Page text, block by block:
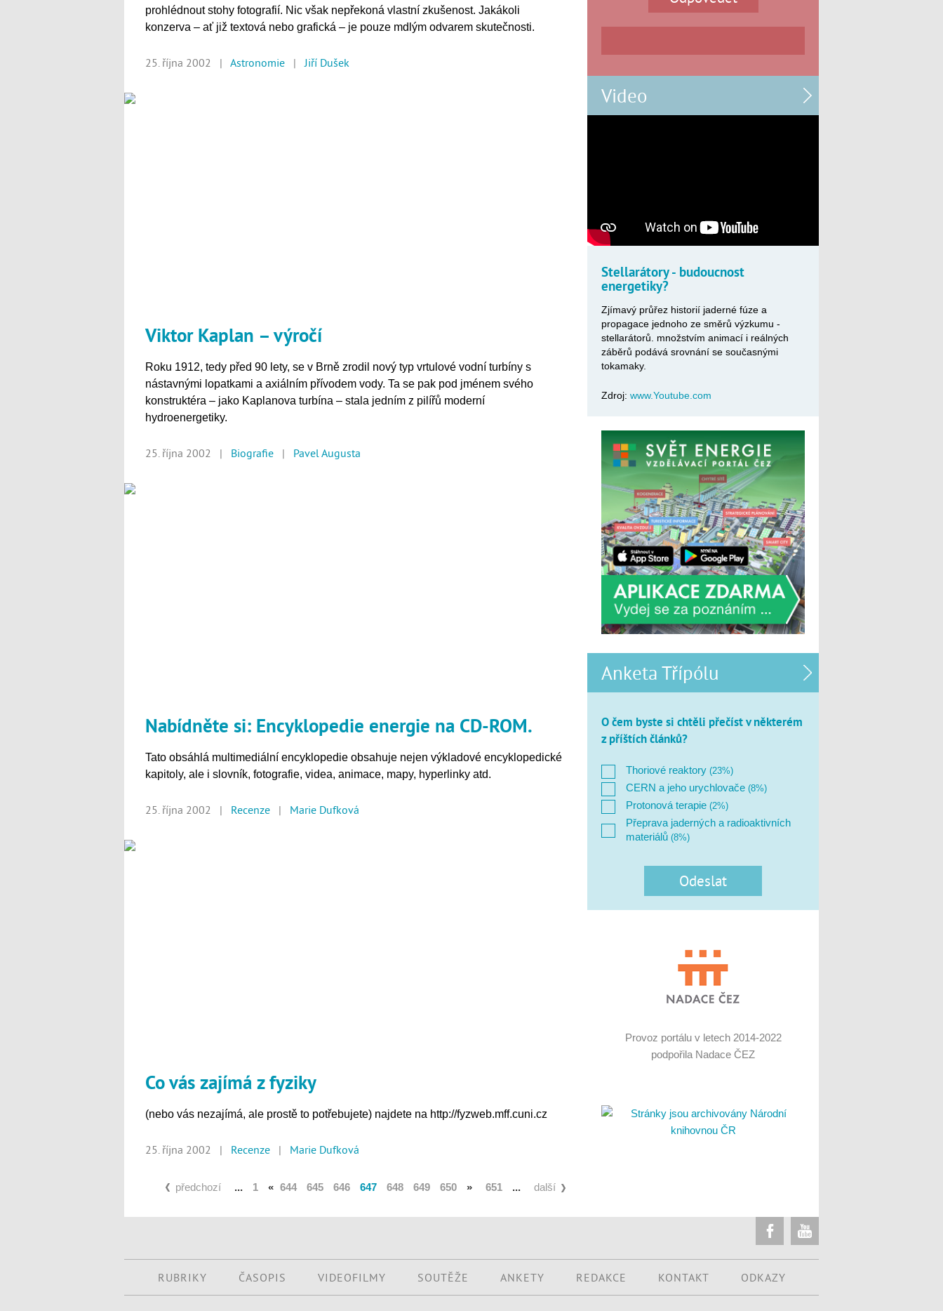
prohlédnout stohy fotografií. Nic však nepřekoná vlastní zkušenost. Jakákoli
konzerva – ať již textová nebo grafická – je pouze mdlým odvarem skutečnosti.
25. října 2002 | Astronomie |Jiří Dušek
Viktor Kaplan – výročí
Roku 1912, tedy před 90 lety, se v Brně zrodil nový typ vrtulové vodní turbíny s
nástavnými lopatkami a axiálním přívodem vody. Ta se pak pod jménem svého
konstruktéra – jako Kaplanova turbína – stala jedním z pilířů moderní
hydroenergetiky.
25. října 2002 | Biografie | Pavel Augusta
Nabídněte si: Encyklopedie energie na CD-ROM.
Tato obsáhlá multimediální encyklopedie obsahuje nejen výkladové encyklopedické
kapitoly, ale i slovník, fotografie, videa, animace, mapy, hyperlinky atd.
25. října 2002 | Recenze | Marie Dufková
Co vás zajímá z fyziky
(nebo vás nezajímá, ale prostě to potřebujete) najdete na http://fyzweb.mff.cuni.cz
25. října 2002 | Recenze | Marie Dufková
předchozí ... 1 « 644 645 646 647 648 649 650 » 651 ... další
Video
Stellarátory - budoucnost
energetiky?
Zjímavý průřez historií jaderné fúze a
propagace jednoho ze směrů výzkumu -
stellarátorů. množstvím animací i reálných
záběrů podává srovnání se současnými
tokamaky.
Zdroj: www.Youtube.com
Anketa Třípólu
O čem byste si chtěli přečíst v některém
z příštích článků?
Thoriové reaktory (23%)
CERN a jeho urychlovače (8%)
Protonová terapie (2%)
Přeprava jaderných a radioaktivních
materiálů (8%)
Provoz portálu v letech 2014-2022
podpořila Nadace ČEZ
RUBRIKY ČASOPIS VIDEOFILMY SOUTĚŽE ANKETY REDAKCE KONTAKT ODKAZY